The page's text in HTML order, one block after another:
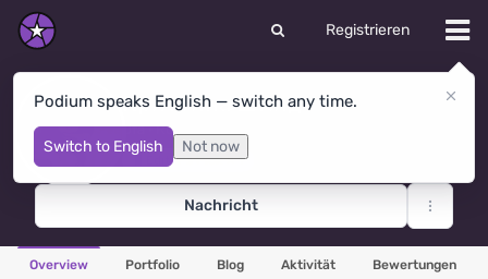
Registrieren
Podium speaks English — switch any time.
Switch to English Not now
Кристина Шмидт
Ufa· Russland
Editor's Pick × 1
Nachricht
Overview Portfolio Blog Aktivität Bewertungen